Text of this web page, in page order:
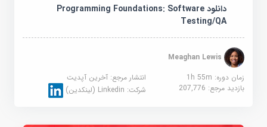
دانلود Programming Foundations: Software
Testing/QA
Meaghan Lewis
زمان دوره: 1h 55m
انتشار مرجع:آخرین آپدیت
بازدید مرجع:207,776 شرکت:Linkedin (لینکدین)